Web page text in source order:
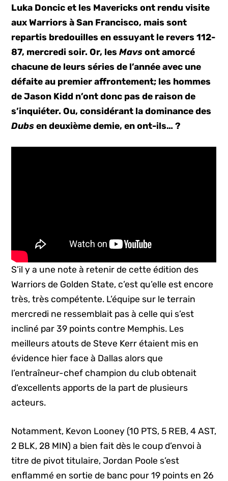
Luka Doncic et les Mavericks ont rendu visite
aux Warriors à San Francisco, mais sont
repartis bredouilles en essuyant le revers 112-
87, mercredi soir. Or, lesMavsont amorcé
chacune de leurs séries de l’année avec une
défaite au premier affrontement; les hommes
de Jason Kidd n’ont donc pas de raison de
s’inquiéter. Ou, considérant la dominance des
Dubsen deuxième demie, en ont-ils… ?
S’il y a une note à retenir de cette édition des
Warriors de Golden State, c’est qu’elle est encore
très, très compétente. L’équipe sur le terrain
mercredi ne ressemblait pas à celle qui s’est
incliné par 39 points contre Memphis. Les
meilleurs atouts de Steve Kerr étaient mis en
évidence hier face à Dallas alors que
l’entraîneur-chef champion du club obtenait
d’excellents apports de la part de plusieurs
acteurs.
Notamment, Kevon Looney (10 PTS, 5 REB, 4 AST,
2 BLK, 28 MIN) a bien fait dès le coup d’envoi à
titre de pivot titulaire, Jordan Poole s’est
enflammé en sortie de banc pour 19 points en 26